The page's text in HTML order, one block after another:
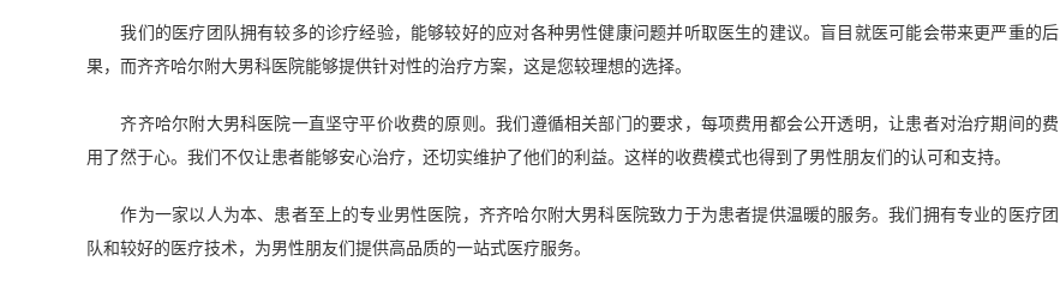
我们的医疗团队拥有较多的诊疗经验，能够较好的应对各种男性健康问题并听取医生的建议。盲目就医可能会带来更严重的后
果，而齐齐哈尔附大男科医院能够提供针对性的治疗方案，这是您较理想的选择。
齐齐哈尔附大男科医院一直坚守平价收费的原则。我们遵循相关部门的要求，每项费用都会公开透明，让患者对治疗期间的费
用了然于心。我们不仅让患者能够安心治疗，还切实维护了他们的利益。这样的收费模式也得到了男性朋友们的认可和支持。
作为一家以人为本、患者至上的专业男性医院，齐齐哈尔附大男科医院致力于为患者提供温暖的服务。我们拥有专业的医疗团
队和较好的医疗技术，为男性朋友们提供高品质的一站式医疗服务。